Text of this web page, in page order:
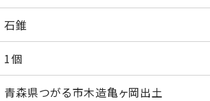
石錐
1個
青森県つがる市木造亀ヶ岡出土